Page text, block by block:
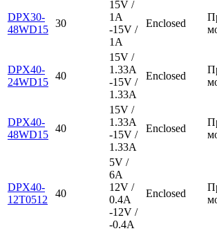
DPX30-
48WD15
30
15V /
1A
-15V /
1A
Enclosed
DPX40-
24WD15
40
15V /
1.33A
-15V /
1.33A
Enclosed
DPX40-
48WD15
40
15V /
1.33A
-15V /
1.33A
Enclosed
DPX40-
12T0512
40
5V /
6A
12V /
0.4A
-12V /
-0.4A
Enclosed